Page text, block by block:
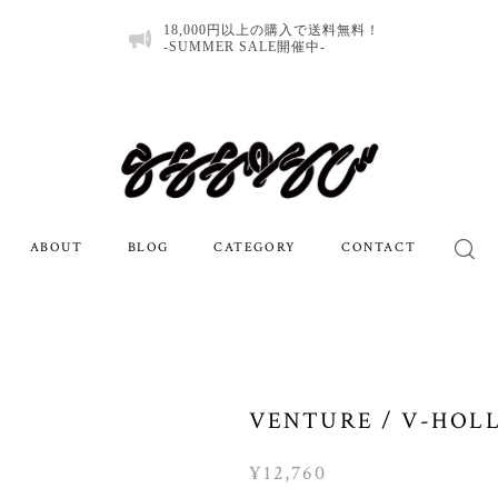
18,000円以上の購入で送料無料！
-SUMMER SALE開催中-
ABOUT BLOG CATEGORY CONTACT
VENTURE / V-
¥12,760